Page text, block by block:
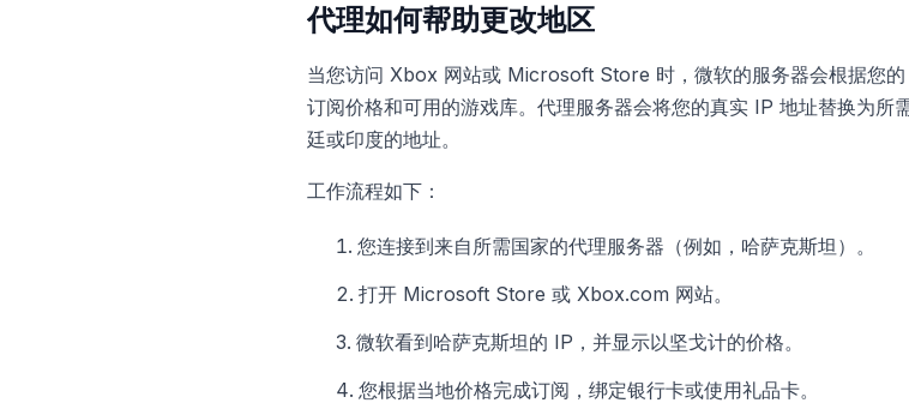
代理如何帮助更改地区
当您访问 Xbox 网站或 Microsoft Store 时，微软的服务器会根据您
订阅价格和可用的游戏库。代理服务器会将您的真实 IP 地址替换为
廷或印度的地址。
工作流程如下：
您连接到来自所需国家的代理服务器（例如，哈萨克斯坦）。
打开 Microsoft Store 或 Xbox.com 网站。
微软看到哈萨克斯坦的 IP，并显示以坚戈计的价格。
您根据当地价格完成订阅，绑定银行卡或使用礼品卡。